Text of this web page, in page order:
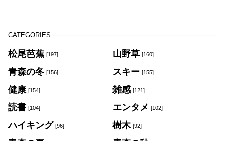
CATEGORIES
松尾芭蕉 [197] 山野草 [160]
青森の冬 [156] スキー [155]
健康 [154] 雑感 [121]
読書 [104] エンタメ [102]
ハイキング [96] 樹木 [92]